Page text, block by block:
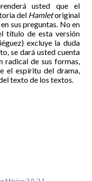
usted que el
del Hamletoriginal
sus preguntas. No en
título de esta versión
excluye la duda
se dará usted cuenta
radical de sus formas,
el espíritu del drama,
texto de los textos.